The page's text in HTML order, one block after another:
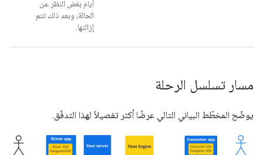
أيام بغض النظر عن
الحالة، وبعد ذلك تتم
إزالتها.
مسار تسلسل الرحلة
يوضّح المخطّط البياني التالي عرضًا أكثر تفصيلاً لهذا التدفّق.